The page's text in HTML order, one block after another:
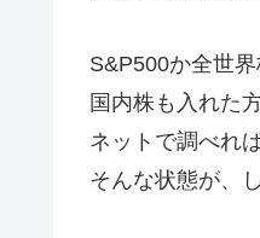
S&P500か全世界
国内株も入れた
ネットで調べれ
そんな状態が、